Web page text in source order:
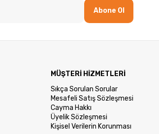
Abone Ol
MÜŞTERİ HİZMETLERİ
Sıkça Sorulan Sorular
Mesafeli Satış Sözleşmesi
Cayma Hakkı
Üyelik Sözleşmesi
Kişisel Verilerin Korunması